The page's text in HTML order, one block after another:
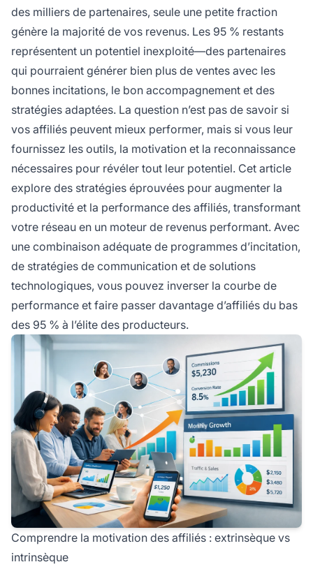
des milliers de partenaires, seule une petite fraction
génère la majorité de vos revenus. Les 95 % restants
représentent un potentiel inexploité—des partenaires
qui pourraient générer bien plus de ventes avec les
bonnes incitations, le bon accompagnement et des
stratégies adaptées. La question n’est pas de savoir si
vos affiliés peuvent mieux performer, mais si vous leur
fournissez les outils, la motivation et la reconnaissance
nécessaires pour révéler tout leur potentiel. Cet article
explore des stratégies éprouvées pour augmenter la
productivité et la performance des affiliés, transformant
votre réseau en un moteur de revenus performant. Avec
une combinaison adéquate de programmes d’incitation,
de stratégies de communication et de solutions
technologiques, vous pouvez inverser la courbe de
performance et faire passer davantage d’affiliés du bas
des 95 % à l’élite des producteurs.
Comprendre la motivation des affiliés : extrinsèque vs
intrinsèque